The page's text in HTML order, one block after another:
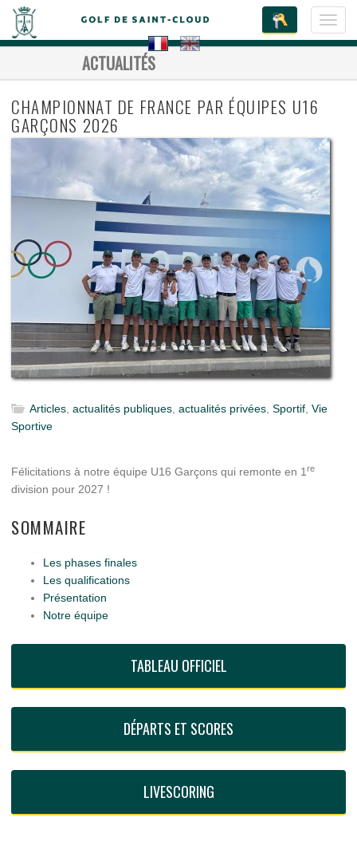
ACTUALITÉS
CHAMPIONNAT DE FRANCE PAR ÉQUIPES U16
GARÇONS 2026
Articles actualités publiques actualités privées Sportif Vie
Sportive
Félicitations à notre équipe U16 Garçons qui remonte en 1 re
division pour 2027 !
SOMMAIRE
Les phases finales
Les qualifications
Présentation
Notre équipe
TABLEAU OFFICIEL
DÉPARTS ET SCORES
LIVESCORING